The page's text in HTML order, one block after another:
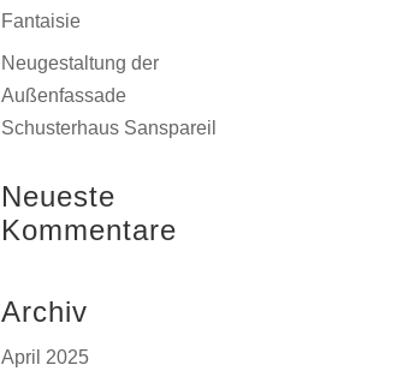
Fantaisie
Neugestaltung der
Außenfassade
Schusterhaus Sanspareil
Neueste
Kommentare
Archiv
April 2025